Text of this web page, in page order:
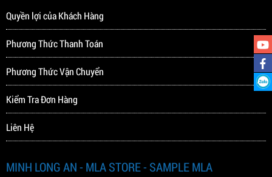
Quyền lợi của Khách Hàng
Phương Thức Thanh Toán
Phương Thức Vận Chuyển
Kiểm Tra Đơn Hàng
Liên Hệ
MINH LONG AN - MLA STORE - SAMPLE MLA